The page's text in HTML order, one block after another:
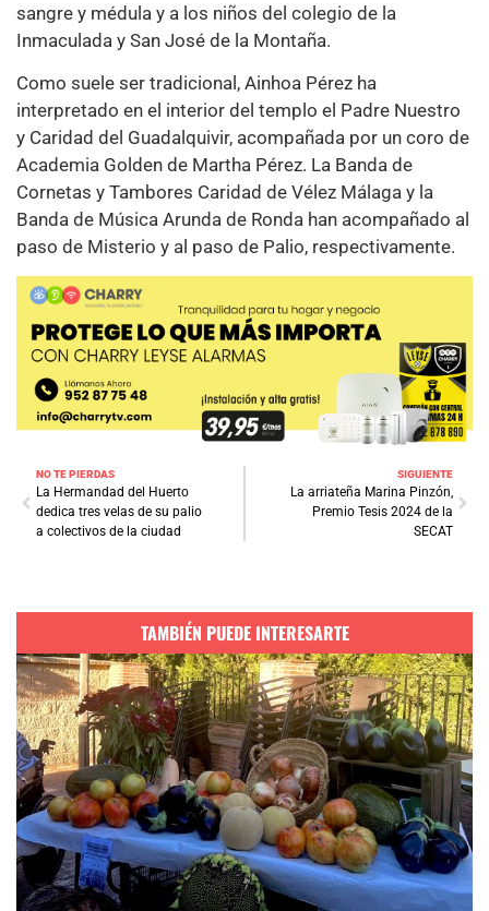
sangre y médula y a los niños del colegio de la
Inmaculada y San José de la Montaña.
Como suele ser tradicional, Ainhoa Pérez ha
interpretado en el interior del templo el Padre Nuestro
y Caridad del Guadalquivir, acompañada por un coro de
Academia Golden de Martha Pérez. La Banda de
Cornetas y Tambores Caridad de Vélez Málaga y la
Banda de Música Arunda de Ronda han acompañado al
paso de Misterio y al paso de Palio, respectivamente.
NO TE PIERDAS
La Hermandad del Huerto
dedica tres velas de su palio
a colectivos de la ciudad
SIGUIENTE
La arriateña Marina Pinzón,
Premio Tesis 2024 de la
SECAT
TAMBIÉN PUEDE INTERESARTE